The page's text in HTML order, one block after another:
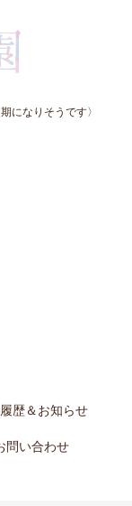
になりそうです〉
歴＆お知らせ
問い合わせ